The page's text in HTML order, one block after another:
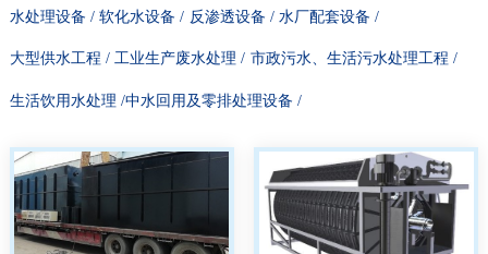
水处理设备 / 软化水设备 / 反渗透设备 / 水厂配套设备 /
大型供水工程 / 工业生产废水处理 / 市政污水、生活污水处理工程 /
生活饮用水处理 /中水回用及零排处理设备 /